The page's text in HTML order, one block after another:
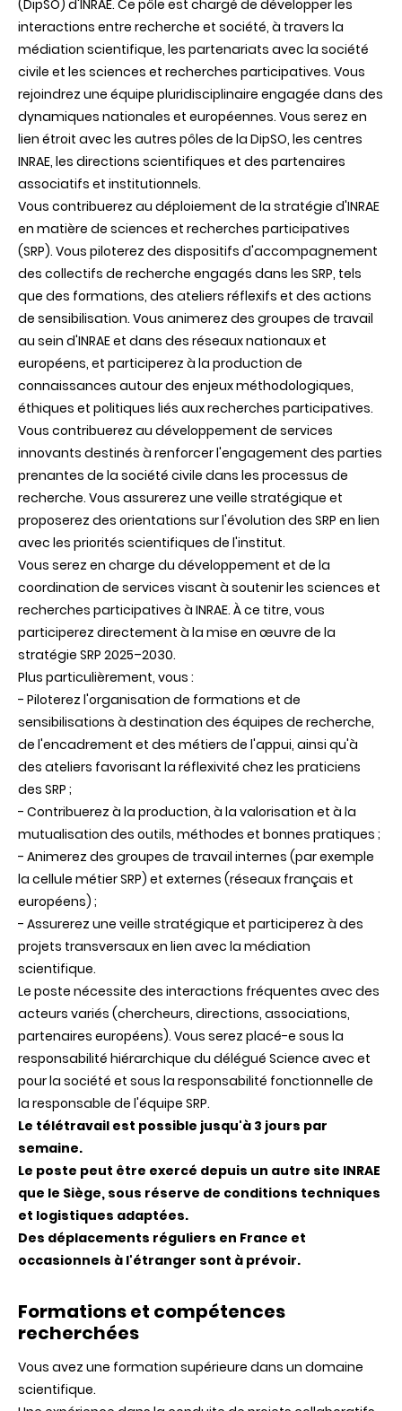
(DipSO) d'INRAE. Ce pôle est chargé de développer les
interactions entre recherche et société, à travers la
médiation scientifique, les partenariats avec la société
civile et les sciences et recherches participatives. Vous
rejoindrez une équipe pluridisciplinaire engagée dans des
dynamiques nationales et européennes. Vous serez en
lien étroit avec les autres pôles de la DipSO, les centres
INRAE, les directions scientifiques et des partenaires
associatifs et institutionnels.
Vous contribuerez au déploiement de la stratégie d'INRAE
en matière de sciences et recherches participatives
(SRP). Vous piloterez des dispositifs d'accompagnement
des collectifs de recherche engagés dans les SRP, tels
que des formations, des ateliers réflexifs et des actions
de sensibilisation. Vous animerez des groupes de travail
au sein d'INRAE et dans des réseaux nationaux et
européens, et participerez à la production de
connaissances autour des enjeux méthodologiques,
éthiques et politiques liés aux recherches participatives.
Vous contribuerez au développement de services
innovants destinés à renforcer l'engagement des parties
prenantes de la société civile dans les processus de
recherche. Vous assurerez une veille stratégique et
proposerez des orientations sur l'évolution des SRP en lien
avec les priorités scientifiques de l'institut.
Vous serez en charge du développement et de la
coordination de services visant à soutenir les sciences et
recherches participatives à INRAE. À ce titre, vous
participerez directement à la mise en œuvre de la
stratégie SRP 2025–2030.
Plus particulièrement, vous :
- Piloterez l'organisation de formations et de
sensibilisations à destination des équipes de recherche,
de l'encadrement et des métiers de l'appui, ainsi qu'à
des ateliers favorisant la réflexivité chez les praticiens
des SRP ;
- Contribuerez à la production, à la valorisation et à la
mutualisation des outils, méthodes et bonnes pratiques ;
- Animerez des groupes de travail internes (par exemple
la cellule métier SRP) et externes (réseaux français et
européens) ;
- Assurerez une veille stratégique et participerez à des
projets transversaux en lien avec la médiation
scientifique.
Le poste nécessite des interactions fréquentes avec des
acteurs variés (chercheurs, directions, associations,
partenaires européens). Vous serez placé-e sous la
responsabilité hiérarchique du délégué Science avec et
pour la société et sous la responsabilité fonctionnelle de
la responsable de l'équipe SRP.
Le télétravail est possible jusqu'à 3 jours par
semaine.
Le poste peut être exercé depuis un autre site INRAE
que le Siège, sous réserve de conditions techniques
et logistiques adaptées.
Des déplacements réguliers en France et
occasionnels à l'étranger sont à prévoir.
Formations et compétences
recherchées
Vous avez une formation supérieure dans un domaine
scientifique.